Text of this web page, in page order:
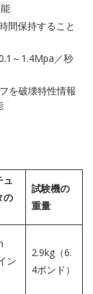
間保持すること
～1.4Mpa／秒
を破壊特性情報
ュ
の
試験機の
重量
ン
2.9kg（6.
4ポンド）